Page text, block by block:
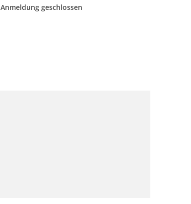
Anmeldung geschlossen